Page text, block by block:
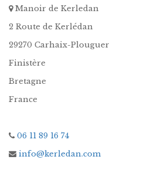
Manoir de Kerledan
2 Route de Kerlédan
29270 Carhaix-Plouguer
Finistère
Bretagne
France
06 11 89 16 74
info@kerledan.com